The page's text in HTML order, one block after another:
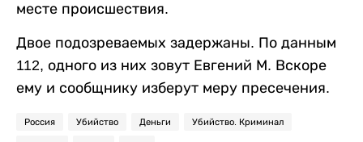
месте происшествия.
Двое подозреваемых задержаны. По данным
112, одного из них зовут Евгений М. Вскоре
ему и сообщнику изберут меру пресечения.
Россия Убийство Деньги Убийство. Криминал